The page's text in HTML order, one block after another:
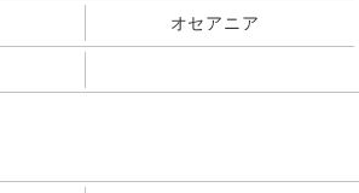
オセアニア